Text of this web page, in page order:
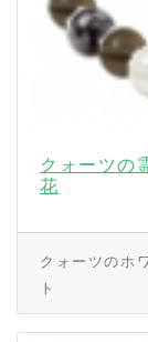
クォーツの
花
クォーツのホ
ト